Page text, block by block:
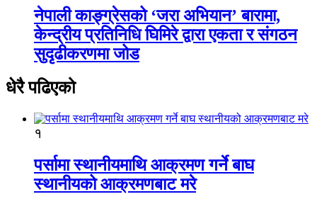
नेपाली काङ्ग्रेसको ‘जरा अभियान’ बारामा,
केन्द्रीय प्रतिनिधि घिमिरे द्वारा एकता र संगठन
सुदृढीकरणमा जोड
धेरै पढिएको
१
पर्सामा स्थानीयमाथि आक्रमण गर्ने बाघ
स्थानीयको आक्रमणबाट मरे